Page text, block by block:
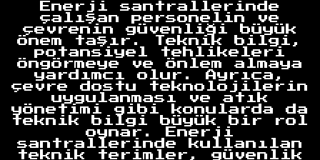
Enerji santrallerinde
çalışan personelin ve
çevrenin güvenliği büyük
önem taşır. Teknik bilgi,
potansiyel tehlikeleri
öngörmeye ve önlem almaya
yardımcı olur. Ayrıca,
çevre dostu teknolojilerin
uygulanması ve atık
yönetimi gibi konularda da
teknik bilgi büyük bir rol
oynar. Enerji
santrallerinde kullanılan
teknik terimler, güvenlik